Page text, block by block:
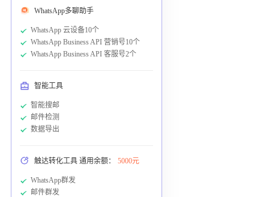
WhatsApp多聊助手
WhatsApp 云设备10个
WhatsApp Business API 营销号10个
WhatsApp Business API 客服号2个
智能工具
智能搜邮
邮件检测
数据导出
触达转化工具 通用余额： 5000元
WhatsApp群发
邮件群发